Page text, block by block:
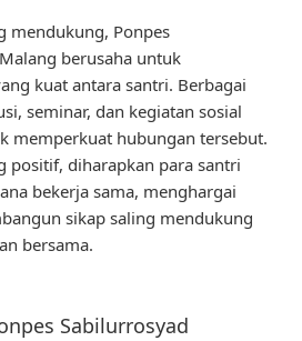
mendukung, Ponpes
berusaha untuk
kuat antara santri. Berbagai
seminar, dan kegiatan sosial
memperkuat hubungan tersebut.
positif, diharapkan para santri
bekerja sama, menghargai
sikap saling mendukung
bersama.
Sabilurrosyad